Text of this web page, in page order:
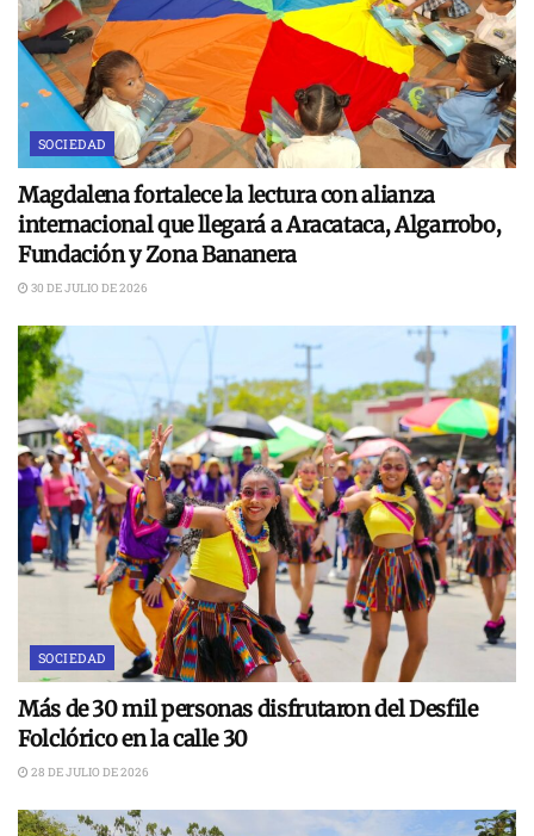
SOCIEDAD
Magdalena fortalece la lectura con alianza
internacional que llegará a Aracataca, Algarrobo,
Fundación y Zona Bananera
30 DE JULIO DE 2026
SOCIEDAD
Más de 30 mil personas disfrutaron del Desfile
Folclórico en la calle 30
28 DE JULIO DE 2026